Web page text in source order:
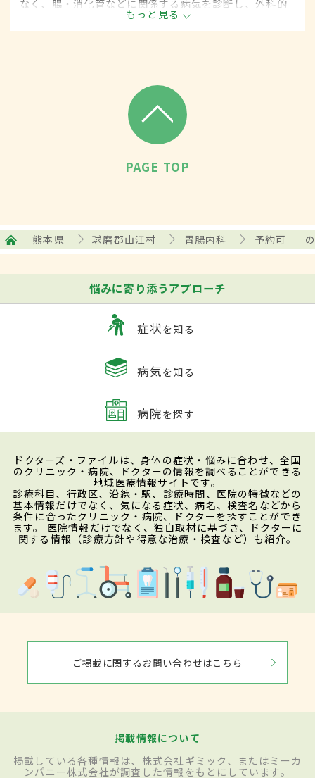
なく、腸・消化管などに関係する病気を診断し、外科的
処置によらずに治療する内科の一領域です。平成20年4
月の制度改正前は、胃腸科と呼ばれていました。
もっと見る
PAGE TOP
熊本県 球磨郡山江村 胃腸内科 予約可
悩みに寄り添うアプローチ
症状を知る
病気を知る
病院を探す
ドクターズ・ファイルは、身体の症状・悩みに合わせ、全国
のクリニック・病院、ドクターの情報を調べることができる
地域医療情報サイトです。
診療科目、行政区、沿線・駅、診療時間、医院の特徴などの
基本情報だけでなく、気になる症状、病名、検査名などから
条件に合ったクリニック・病院、ドクターを探すことができ
ます。 医院情報だけでなく、独自取材に基づき、ドクターに
関する情報（診療方針や得意な治療・検査など）も紹介。
ご掲載に関するお問い合わせはこちら
掲載情報について
掲載している各種情報は、株式会社ギミック、またはミーカ
ンパニー株式会社が調査した情報をもとにしています。